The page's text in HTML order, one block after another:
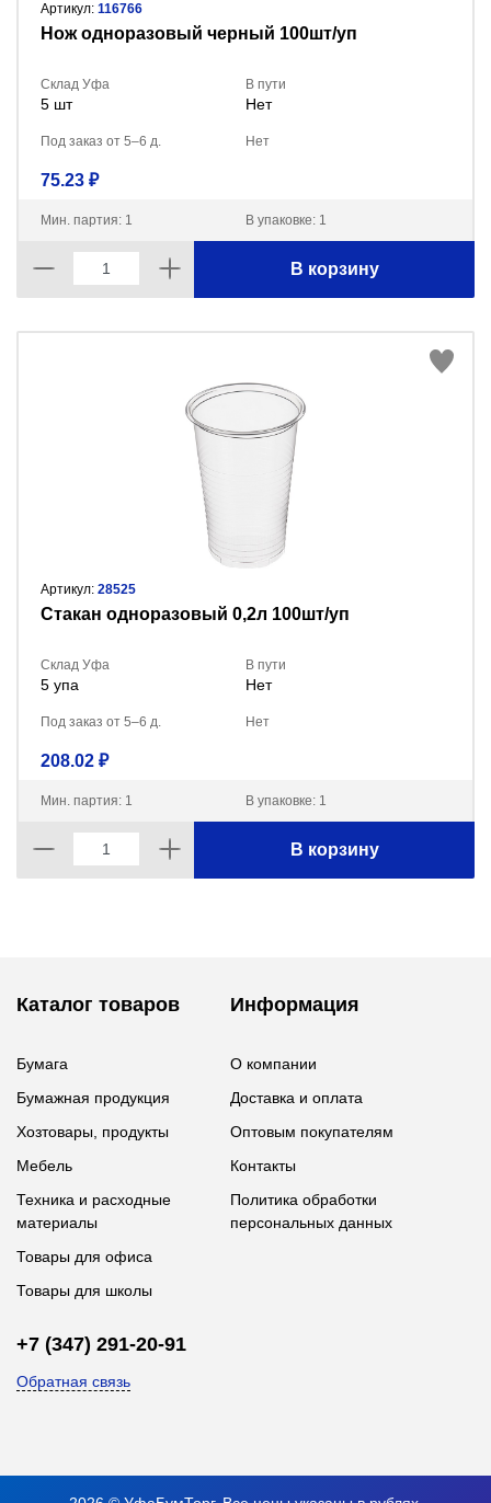
Артикул: 116766
Нож одноразовый черный 100шт/уп
Склад Уфа
5 шт
В пути
Нет
Под заказ от 5–6 д. Нет
75.23 ₽
Мин. партия: 1 В упаковке: 1
В корзину
Артикул: 28525
Стакан одноразовый 0,2л 100шт/уп
Склад Уфа
5 упа
В пути
Нет
Под заказ от 5–6 д. Нет
208.02 ₽
Мин. партия: 1 В упаковке: 1
В корзину
Каталог товаров
Бумага
Бумажная продукция
Хозтовары, продукты
Мебель
Техника и расходные
материалы
Товары для офиса
Товары для школы
Информация
О компании
Доставка и оплата
Оптовым покупателям
Контакты
Политика обработки
персональных данных
+7 (347) 291-20-91
Обратная связь